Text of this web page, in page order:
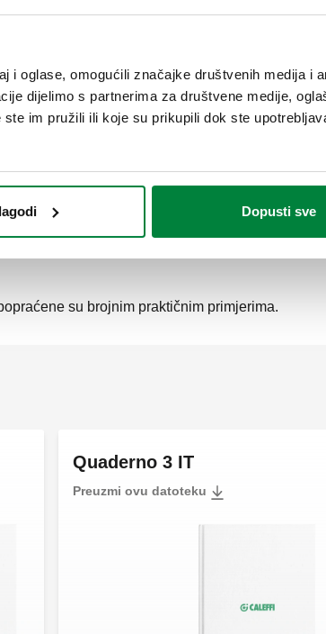
i oglase, omogućili značajke društvenih medija i
dijelimo s partnerima za društvene medije,
im pružili ili koje su prikupili dok ste
Dopusti sve
metode izračuna.
Softver koji se spominje
izračuna.
Softver koji se spominje više nije
su brojnim praktičnim primjerima.
Quaderno 3 IT
Preuzmi ovu datoteku